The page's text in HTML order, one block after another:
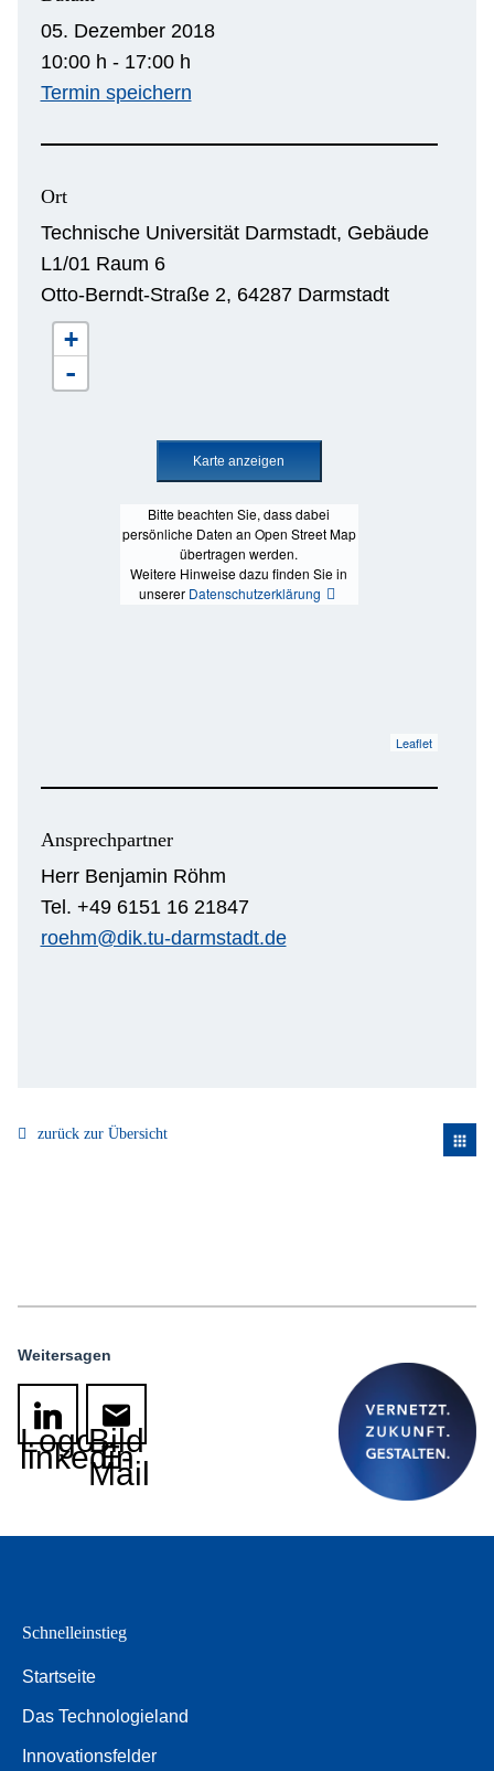
05. Dezember 2018
10:00 h - 17:00 h
Termin speichern
Ort
Technische Universität Darmstadt, Gebäude
L1/01 Raum 6
Otto-Berndt-Straße 2, 64287 Darmstadt
Bitte beachten Sie, dass dabei
persönliche Daten an Open Street Map
übertragen werden.
Weitere Hinweise dazu finden Sie in
unserer Datenschutzerklärung
+
-
Leaflet
Ansprechpartner
Herr Benjamin Röhm
Tel. +49 6151 16 21847
roehm@dik.tu-darmstadt.de
zurück zur Übersicht apps
Weitersagen
Logo
linkedin
Bild
E-
Mail
Schnelleinstieg
Startseite
Das Technologieland
Innovationsfelder